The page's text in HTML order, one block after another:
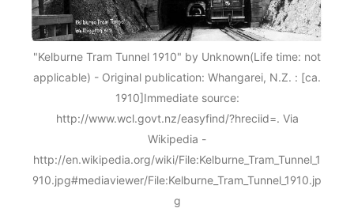
"Kelburne Tram Tunnel 1910" by Unknown(Life time: not
applicable) - Original publication: Whangarei, N.Z. : [ca.
1910]Immediate source:
http://www.wcl.govt.nz/easyfind/?hreciid=. Via
Wikipedia -
http://en.wikipedia.org/wiki/File:Kelburne_Tram_Tunnel_1
910.jpg#mediaviewer/File:Kelburne_Tram_Tunnel_1910.jp
g